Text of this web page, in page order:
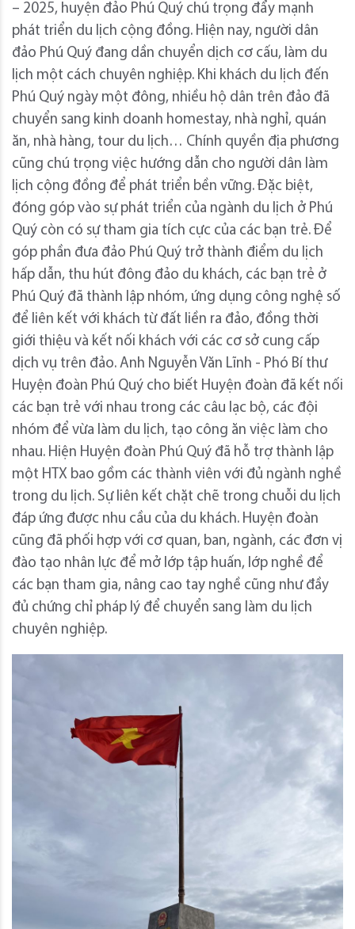
– 2025, huyện đảo Phú Quý chú trọng đẩy mạnh
phát triển du lịch cộng đồng. Hiện nay, người dân
đảo Phú Quý đang dần chuyển dịch cơ cấu, làm du
lịch một cách chuyên nghiệp. Khi khách du lịch đến
Phú Quý ngày một đông, nhiều hộ dân trên đảo đã
chuyển sang kinh doanh homestay, nhà nghỉ, quán
ăn, nhà hàng, tour du lịch… Chính quyền địa phương
cũng chú trọng việc hướng dẫn cho người dân làm
lịch cộng đồng để phát triển bền vững. Đặc biệt,
đóng góp vào sự phát triển của ngành du lịch ở Phú
Quý còn có sự tham gia tích cực của các bạn trẻ. Để
góp phần đưa đảo Phú Quý trở thành điểm du lịch
hấp dẫn, thu hút đông đảo du khách, các bạn trẻ ở
Phú Quý đã thành lập nhóm, ứng dụng công nghệ số
để liên kết với khách từ đất liền ra đảo, đồng thời
giới thiệu và kết nối khách với các cơ sở cung cấp
dịch vụ trên đảo. Anh Nguyễn Văn Lĩnh - Phó Bí thư
Huyện đoàn Phú Quý cho biết Huyện đoàn đã kết nối
các bạn trẻ với nhau trong các câu lạc bộ, các đội
nhóm để vừa làm du lịch, tạo công ăn việc làm cho
nhau. Hiện Huyện đoàn Phú Quý đã hỗ trợ thành lập
một HTX bao gồm các thành viên với đủ ngành nghề
trong du lịch. Sự liên kết chặt chẽ trong chuỗi du lịch
đáp ứng được nhu cầu của du khách. Huyện đoàn
cũng đã phối hợp với cơ quan, ban, ngành, các đơn vị
đào tạo nhân lực để mở lớp tập huấn, lớp nghề để
các bạn tham gia, nâng cao tay nghề cũng như đầy
đủ chứng chỉ pháp lý để chuyển sang làm du lịch
chuyên nghiệp.